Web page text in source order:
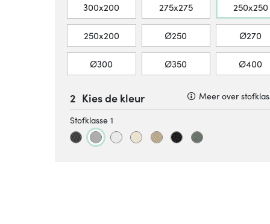
300x200 275x275 250x250
250x200 Ø250 Ø270
Ø300 Ø350 Ø400
Kies de kleur Meer over
Stofklasse 1